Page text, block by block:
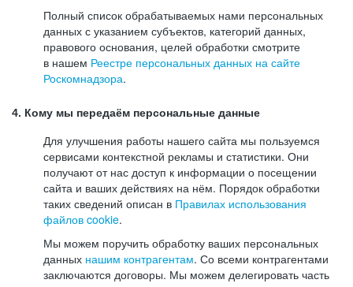
Полный список обрабатываемых нами персональных
данных с указанием субъектов, категорий данных,
правового основания, целей обработки смотрите
в нашем Реестре персональных данных на сайте
Роскомнадзора.
4. Кому мы передаём персональные данные
Для улучшения работы нашего сайта мы пользуемся
сервисами контекстной рекламы и статистики. Они
получают от нас доступ к информации о посещении
сайта и ваших действиях на нём. Порядок обработки
таких сведений описан в Правилах использования
файлов cookie.
Мы можем поручить обработку ваших персональных
данных нашим контрагентам. Со всеми контрагентами
заключаются договоры. Мы можем делегировать часть